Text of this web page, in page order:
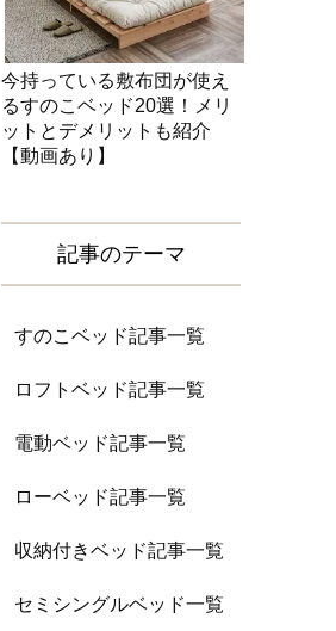
今持っている敷布団が使え
るすのこベッド20選！メリ
ットとデメリットも紹介
【動画あり】
記事のテーマ
すのこベッド記事一覧
ロフトベッド記事一覧
電動ベッド記事一覧
ローベッド記事一覧
収納付きベッド記事一覧
セミシングルベッド一覧